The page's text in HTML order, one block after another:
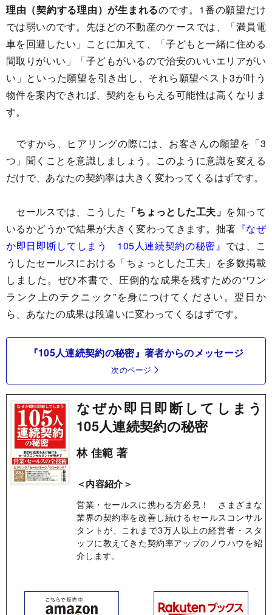
理由（契約する理由）が生まれるのです。1番の願望だけ
では弱いのです。先ほどの不動産のケースでは、「満員電
車を回避したい」ことに加えて、「子どもと一緒に住める
間取りがいい」「子どもがいるので治安のいいエリアがい
い」といった願望を引き出し、それら願望ベスト3が叶う
物件を案内できれば、契約をもらえる可能性は高くなりま
す。
ですから、ヒアリングの際には、お客さんの願望を「3
つ」聞くことを意識しましょう。このように意識を変える
だけで、あなたの契約率は大きく変わってくるはずです。
セールスでは、こうした 「ちょっとした工夫」 を知って
いるかどうかで結果が大きく変わってきます。拙著 『なぜ
か即日即断してしまう 105人連続契約の秘密』 では、こ
うしたセールスにおける「ちょっとした工夫」を多数掲載
しました。ぜひ本書で、圧倒的な成果を残すための“ワン
ランク上のテクニック”を身につけてください。翌日か
ら、あなたの成果は段違いに変わってくるはずです。
『105人連続契約の秘密』著者からのメッセージ
次のページ
なぜか即日即断してしまう
105人連続契約の秘密
林 佳範 著
＜内容紹介＞
営業・セールスに携わる方必見！ さまざまな
業界の契約率を改善し続けるセールスコンサル
タントが、これまで3万人以上の経営者・スタ
ッフに教えてきた契約率アップのノウハウを紹
介します。